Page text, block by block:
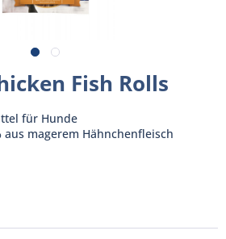
Fish Rolls
für Hunde
aus magerem Hähnchenfleisch